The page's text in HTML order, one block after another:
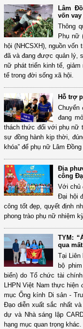
Lâm
vốn
Thông
Phụ nữ
hội (NHCSXH), nguồn
đã và đang được quản lý,
nữ phát triển kinh tế, giảm
tế trong đời sống xã hội.
Hỗ trợ
Chuyển
đang
thách thức đối với phụ nữ
sự đồng hành kịp thời,
khóa” để phụ nữ Lâm
Địa
công
Với chủ
Đại hội
công tốt đẹp, quyết định
phong trào phụ nữ nhiệm
TYM:
qua
Tại Liên
bộ
biển) do Tổ chức tài
LHPN Việt Nam thực
mục Ống kính Di sản -
Đạo diễn xuất sắc nhất
dự và Nhà sáng lập
hạng mục quan trọng khác.